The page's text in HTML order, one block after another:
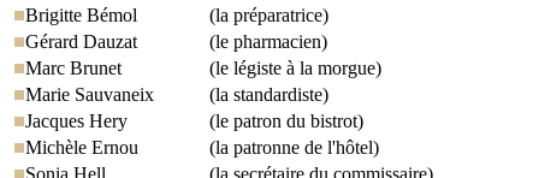
Brigitte Bémol
(la préparatrice)
Gérard Dauzat
(le pharmacien)
Marc Brunet
(le légiste à la morgue)
Marie Sauvaneix
(la standardiste)
Jacques Hery
(le patron du bistrot)
Michèle Ernou
(la patronne de l'hôtel)
Sonia Hell
(la secrétaire du commissaire)